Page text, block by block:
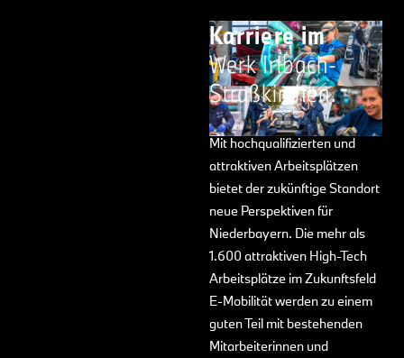
Karriere im
Werk Irlbach-
Straßkirchen.
Mit hochqualifizierten und
attraktiven Arbeitsplätzen
bietet der zukünftige Standort
neue Perspektiven für
Niederbayern. Die mehr als
1.600 attraktiven High-Tech
Arbeitsplätze im Zukunftsfeld
E-Mobilität werden zu einem
guten Teil mit bestehenden
Mitarbeiterinnen und